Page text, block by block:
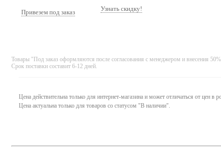
Привезем под заказ Узнать скидку!
Товары "Под заказ оформляются после согласования с менеджером и внесения
Срок поставки составит 6-12 дней.
Цена действительна только для интернет-магазина и может отличаться от цен в
Цена актуальна только для товаров со статусом "В наличии".